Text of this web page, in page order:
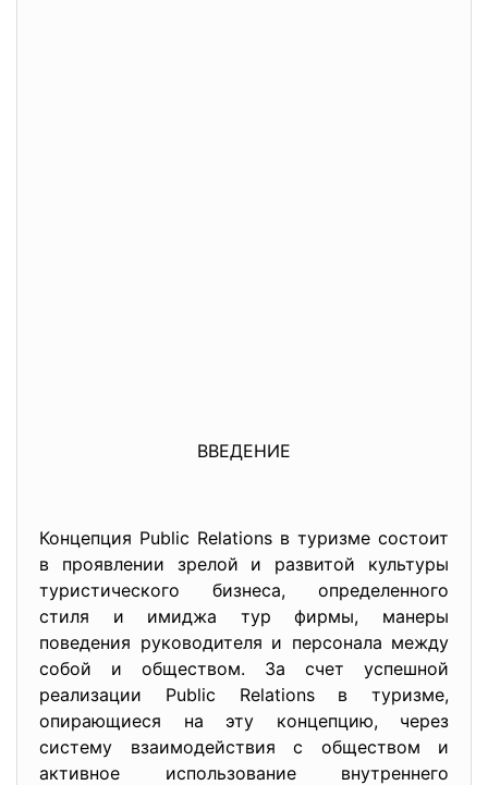
ВВЕДЕНИЕ
Концепция Public Relations в туризме состоит
в проявлении зрелой и развитой культуры
туристического бизнеса, определенного
стиля и имиджа тур фирмы, манеры
поведения руководителя и персонала между
собой и обществом. За счет успешной
реализации Public Relations в туризме,
опирающиеся на эту концепцию, через
систему взаимодействия с обществом и
активное использование внутреннего